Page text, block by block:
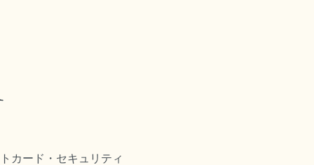
カード・セキュリティ